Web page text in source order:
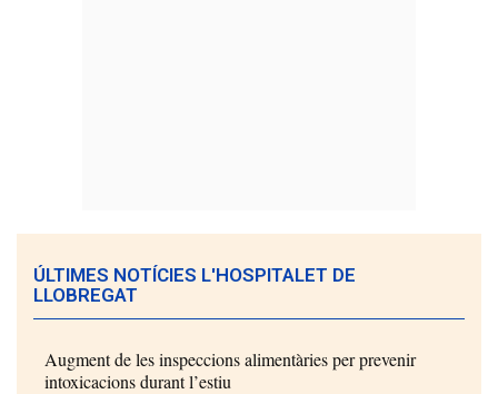
ÚLTIMES NOTÍCIES L'HOSPITALET DE
LLOBREGAT
Augment de les inspeccions alimentàries per prevenir
intoxicacions durant l’estiu